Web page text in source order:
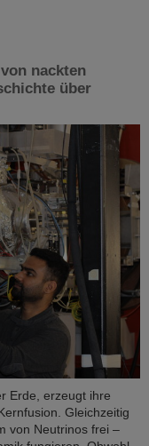
nackten
über
Erde, erzeugt ihre
Gleichzeitig
von Neutrinos frei –